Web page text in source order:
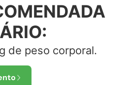
de peso corporal.